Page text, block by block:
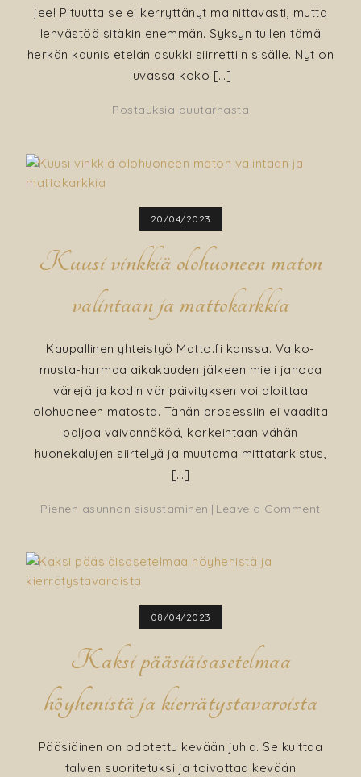
jee! Pituutta se ei kerryttänyt mainittavasti, mutta
lehvästöä sitäkin enemmän. Syksyn tullen tämä
herkän kaunis etelän asukki siirrettiin sisälle. Nyt on
luvassa koko […]
Postauksia puutarhasta
20/04/2023
Kuusi vinkkiä olohuoneen maton
valintaan ja mattokarkkia
Kaupallinen yhteistyö Matto.fi kanssa. Valko-
musta-harmaa aikakauden jälkeen mieli janoaa
värejä ja kodin väripäivityksen voi aloittaa
olohuoneen matosta. Tähän prosessiin ei vaadita
paljoa vaivannäköä, korkeintaan vähän
huonekalujen siirtelyä ja muutama mittatarkistus,
[…]
Pienen asunnon sisustaminen Leave a Comment
08/04/2023
Kaksi pääsiäisasetelmaa
höyhenistä ja kierrätystavaroista
Pääsiäinen on odotettu kevään juhla. Se kuittaa
talven suoritetuksi ja toivottaa kevään